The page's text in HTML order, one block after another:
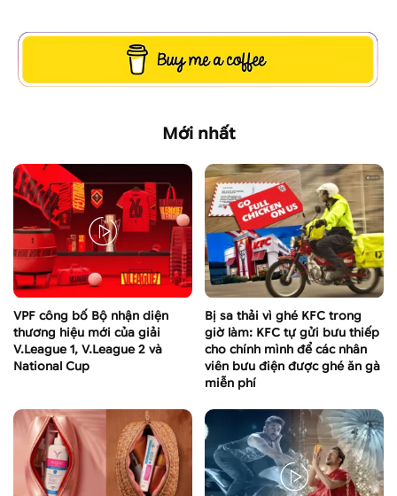
Mới nhất
VPF công bố Bộ nhận diện
thương hiệu mới của giải
V.League 1, V.League 2 và
National Cup
Bị sa thải vì ghé KFC trong
giờ làm: KFC tự gửi bưu thiếp
cho chính mình để các nhân
viên bưu điện được ghé ăn gà
miễn phí